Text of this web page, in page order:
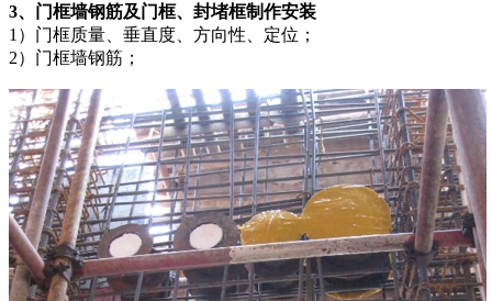
3、门框墙钢筋及门框、封堵框制作安装
1）门框质量、垂直度、方向性、定位；
2）门框墙钢筋；